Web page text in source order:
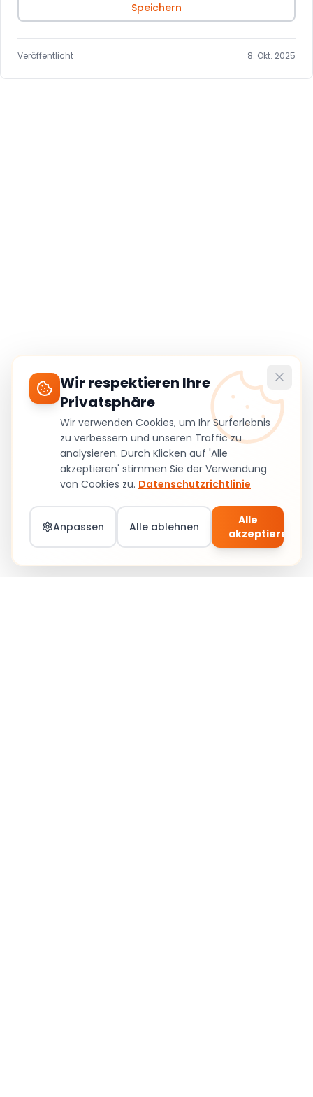
Speichern
Veröffentlicht 8. Okt. 2025
Wir respektieren Ihre
Privatsphäre
Wir verwenden Cookies, um Ihr Surferlebnis
zu verbessern und unseren Traffic zu
analysieren. Durch Klicken auf 'Alle
akzeptieren' stimmen Sie der Verwendung
von Cookies zu. Datenschutzrichtlinie
Anpassen Alle ablehnen
Alle
akzeptieren